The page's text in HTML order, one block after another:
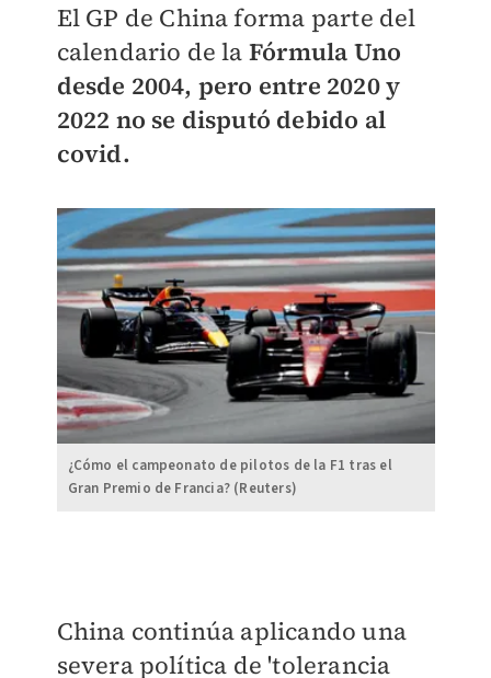
El GP de China forma parte del
calendario de la Fórmula Uno
desde 2004, pero entre 2020 y
2022 no se disputó debido al
covid.
¿Cómo el campeonato de pilotos de la F1 tras el
Gran Premio de Francia? (Reuters)
China continúa aplicando una
severa política de 'tolerancia